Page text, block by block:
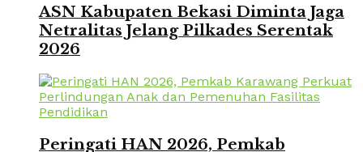
ASN Kabupaten Bekasi Diminta Jaga
Netralitas Jelang Pilkades Serentak
2026
Peringati HAN 2026, Pemkab